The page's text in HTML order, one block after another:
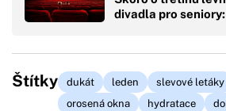
divadla pro
Štítky dukát leden slevové letáky
orosená okna
hydratace